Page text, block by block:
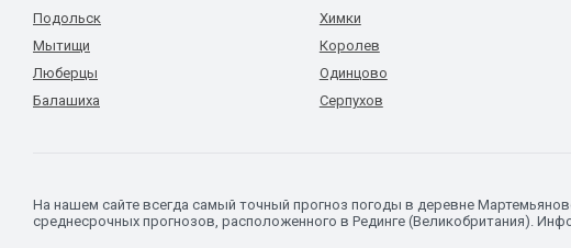
Подольск
Мытищи
Люберцы
Балашиха
Химки
Королев
Одинцово
Серпухов
На нашем сайте всегда самый точный прогноз погоды в деревне
среднесрочных прогнозов, расположенного в Рединге (Великобритания).